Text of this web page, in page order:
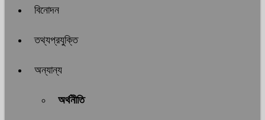
বিনোদন
তথ্যপ্রযুক্তি
অন্যান্য
অর্থনীতি